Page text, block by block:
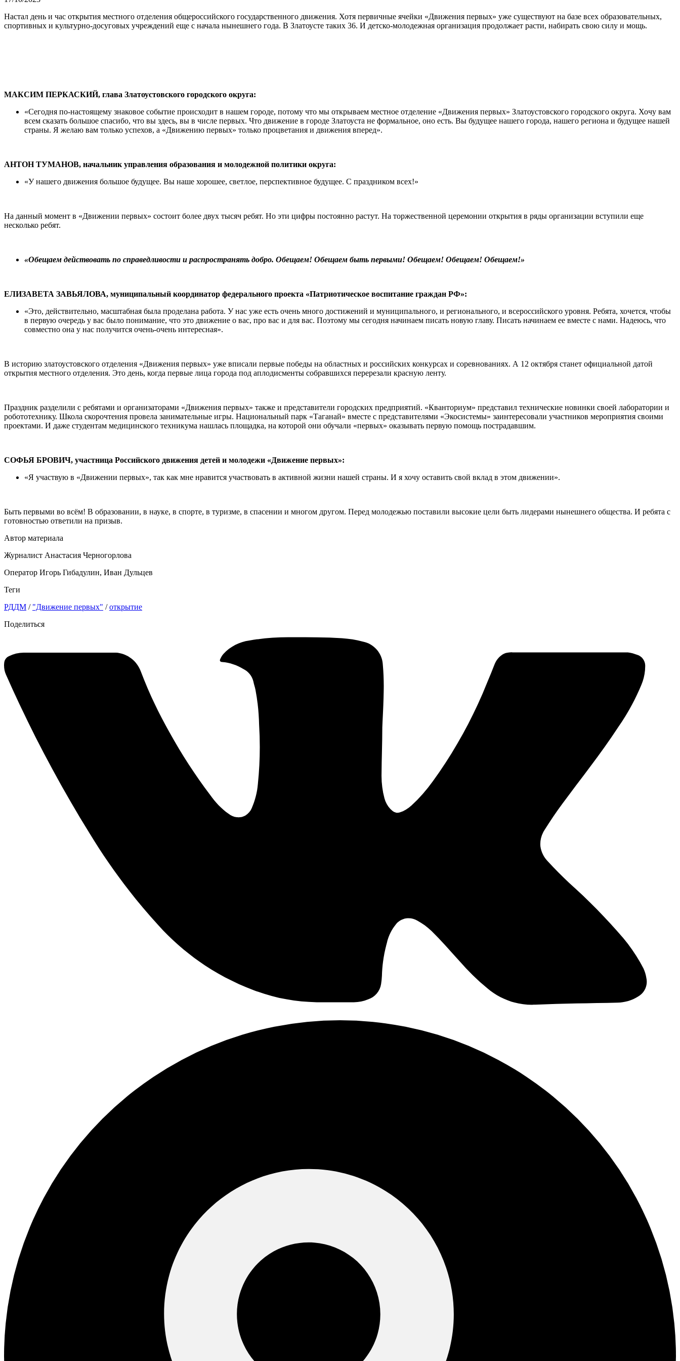
Настал день и час открытия местного отделения общероссийского государственного движения. Хотя первичные ячейки «Движения первых» уже существуют на базе всех образовательных,
спортивных и культурно-досуговых учреждений еще с начала нынешнего года. В Златоусте таких 36. И детско-молодежная организация продолжает расти, набирать свою силу и мощь.
МАКСИМ ПЕРКАСКИЙ, глава Златоустовского городского округа:
«Сегодня по-настоящему знаковое событие происходит в нашем городе, потому что мы открываем местное отделение «Движения первых» Златоустовского городского округа. Хочу вам
всем сказать большое спасибо, что вы здесь, вы в числе первых. Что движение в городе Златоуста не формальное, оно есть. Вы будущее нашего города, нашего региона и будущее нашей
страны. Я желаю вам только успехов, а «Движению первых» только процветания и движения вперед».
АНТОН ТУМАНОВ, начальник управления образования и молодежной политики округа:
«У нашего движения большое будущее. Вы наше хорошее, светлое, перспективное будущее. С праздником всех!»
На данный момент в «Движении первых» состоит более двух тысяч ребят. Но эти цифры постоянно растут. На торжественной церемонии открытия в ряды организации вступили еще
несколько ребят.
«Обещаем действовать по справедливости и распространять добро. Обещаем! Обещаем быть первыми! Обещаем! Обещаем! Обещаем!»
ЕЛИЗАВЕТА ЗАВЬЯЛОВА, муниципальный координатор федерального проекта «Патриотическое воспитание граждан РФ»:
«Это, действительно, масштабная была проделана работа. У нас уже есть очень много достижений и муниципального, и регионального, и всероссийского уровня. Ребята, хочется, чтобы
в первую очередь у вас было понимание, что это движение о вас, про вас и для вас. Поэтому мы сегодня начинаем писать новую главу. Писать начинаем ее вместе с нами. Надеюсь, что
совместно она у нас получится очень-очень интересная».
В историю златоустовского отделения «Движения первых» уже вписали первые победы на областных и российских конкурсах и соревнованиях. А 12 октября станет официальной датой
открытия местного отделения. Это день, когда первые лица города под аплодисменты собравшихся перерезали красную ленту.
Праздник разделили с ребятами и организаторами «Движения первых» также и представители городских предприятий. «Кванториум» представил технические новинки своей лаборатории и
робототехнику. Школа скорочтения провела занимательные игры. Национальный парк «Таганай» вместе с представителями «Экосистемы» заинтересовали участников мероприятия своими
проектами. И даже студентам медицинского техникума нашлась площадка, на которой они обучали «первых» оказывать первую помощь пострадавшим.
СОФЬЯ БРОВИЧ, участница Российского движения детей и молодежи «Движение первых»:
«Я участвую в «Движении первых», так как мне нравится участвовать в активной жизни нашей страны. И я хочу оставить свой вклад в этом движении».
Быть первыми во всём! В образовании, в науке, в спорте, в туризме, в спасении и многом другом. Перед молодежью поставили высокие цели быть лидерами нынешнего общества. И ребята с
готовностью ответили на призыв.
Автор материала
Журналист Анастасия Черногорлова
Оператор Игорь Гибадулин, Иван Дульцев
Теги
РДДМ / "Движение первых" /открытие
Поделиться